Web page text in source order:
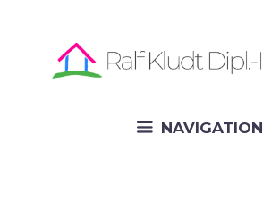
NAVIGATION